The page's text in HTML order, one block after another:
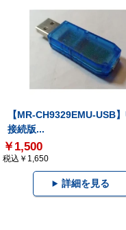
【MR-CH9329EMU-USB
接続版...
￥1,500
税込￥1,650
詳細を見る